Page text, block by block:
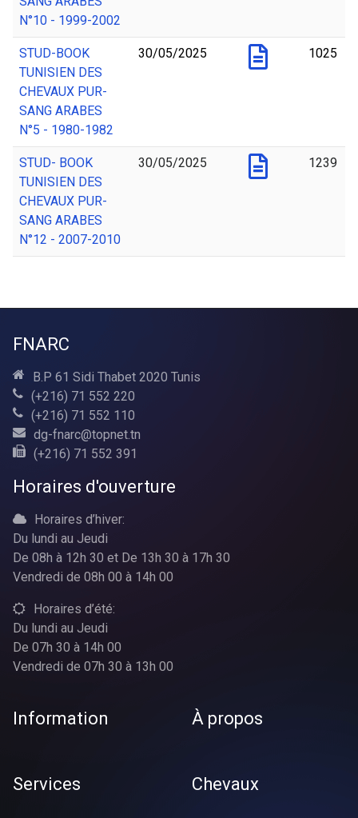
N°10 - 1999-2002
STUD-BOOK
TUNISIEN DES
CHEVAUX PUR-
SANG ARABES
N°5 - 1980-1982
30/05/2025 1025
STUD- BOOK
TUNISIEN DES
CHEVAUX PUR-
SANG ARABES
N°12 - 2007-2010
30/05/2025 1239
FNARC
B.P 61 Sidi Thabet 2020 Tunis
(+216) 71 552 220
(+216) 71 552 110
dg-fnarc@topnet.tn
(+216) 71 552 391
Horaires d'ouverture
Horaires d’hiver:
Du lundi au Jeudi
De 08h à 12h 30 et De 13h 30 à 17h 30
Vendredi de 08h 00 à 14h 00
Horaires d’été:
Du lundi au Jeudi
De 07h 30 à 14h 00
Vendredi de 07h 30 à 13h 00
Information À propos
Services Chevaux